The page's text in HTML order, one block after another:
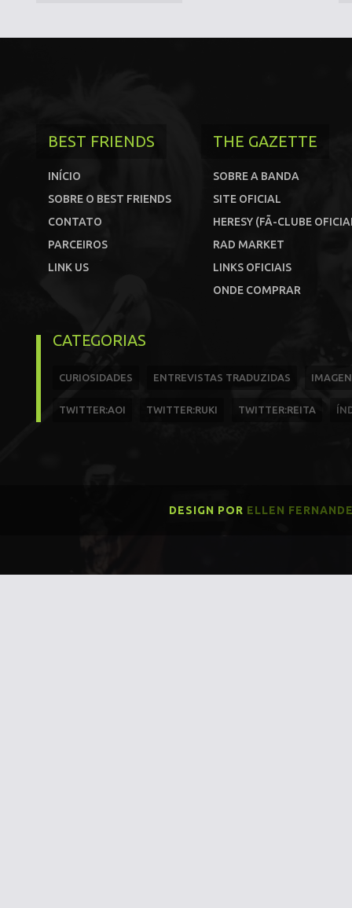
BEST FRIENDS
INÍCIO
SOBRE O BEST FRIENDS
CONTATO
PARCEIROS
LINK US
THE GAZETTE
SOBRE A BANDA
SITE OFICIAL
HERESY (FÃ-CLUBE
RAD MARKET
LINKS OFICIAIS
ONDE COMPRAR
CATEGORIAS
CURIOSIDADES ENTREVISTAS TRADUZIDAS
TWITTER:AOI TWITTER:RUKI TWITTER:REITA
DESIGN POR ELLEN